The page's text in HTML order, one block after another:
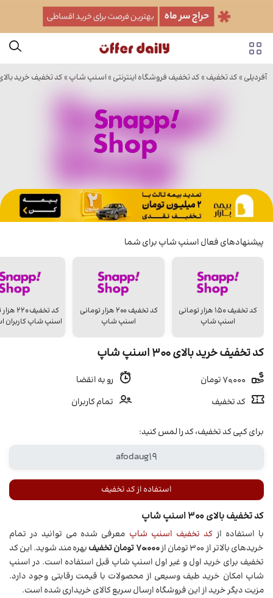
آفردیلی » کد تخفیف » کد تخفیف فروشگاه اینترنتی »اسنپ شاپ» کد تخفیف خرید بالای ۳۰۰ اسنپ
پیشنهادهای فعال اسنپ شاپ برای شما
کد تخفیف ۱۵۰ هزار تومانی
اسنپ شاپ
کد تخفیف ۲۰۰ هزار تومانی
اسنپ شاپ
کد تخفیف
اسنپ شاپ کاربران
کد تخفیف خرید بالای ۳۰۰ اسنپ شاپ
رو به انقضا
کد تخفیف
تمام کاربران
برای کپی کد تخفیف، کد را لمس کنید:
استفاده از کد تخفیف
کد تخفیف بالای 300 اسنپ شاپ
با استفاده ازکد تخفیف اسنپ شاپ معرفی شده می توانید در تمام
خریدهای بالاتر از 300 تومان از
70،000 تومان تخفیف
بهره مند شوید. این کد
تخفیف برای خرید اول و غیر اول اسنپ شاپ قبل استفاده است. در اسنپ
شاپ امکان خرید طیف وسیعی از محصولات با قیمت رقابتی وجود دارد.
مزیت دیگر خرید از این فروشگاه ارسال سریع کالای خریداری شده است.